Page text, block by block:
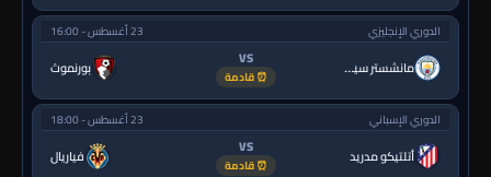
الدوري الإنجليزي 23 أغسطس - 16:00
مانشستر سيتي VS
⏰ قادمة بورنموث
الدوري الإسباني 23 أغسطس - 18:00
أتلتيكو مدريد VS
⏰ قادمة فياريال